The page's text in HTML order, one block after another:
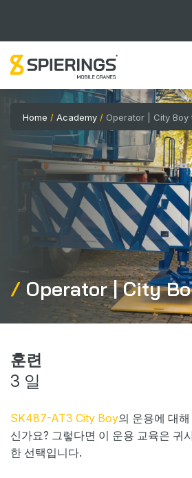
모바일 타워크레인
eLift
애프터서비스
회사 소개
홈
뉴스
이벤트
My Spierings
Home / Academy / Operator | City Boy
Operator | City
훈련
3 일
SK487-AT3 City Boy의 운용에 대
신가요? 그렇다면 이 운용 교육은 귀
한 선택입니다.